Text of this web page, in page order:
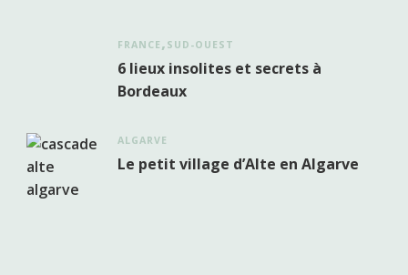
FRANCE SUD-OUEST
6 lieux insolites et secrets à
Bordeaux
ALGARVE
Le petit village d’Alte en Algarve